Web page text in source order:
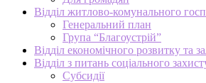
Відділ житлово-комунального
Генеральний план
Група “Благоустрій”
Відділ економічного розвитку та
Відділ з питань соціального
Субсидії